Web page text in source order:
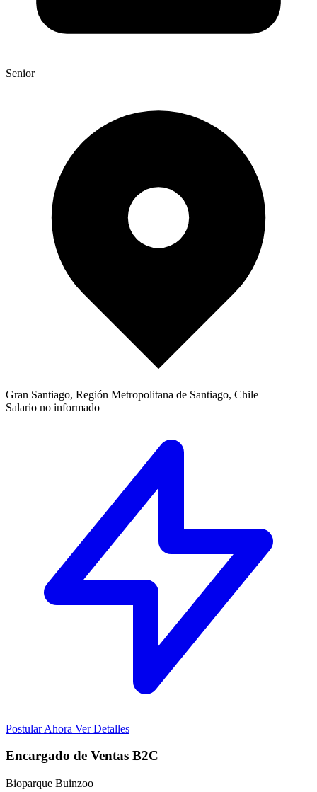
Senior
Gran Santiago, Región Metropolitana de Santiago, Chile
Salario no informado
Postular Ahora Ver Detalles
Encargado de Ventas B2C
Bioparque Buinzoo